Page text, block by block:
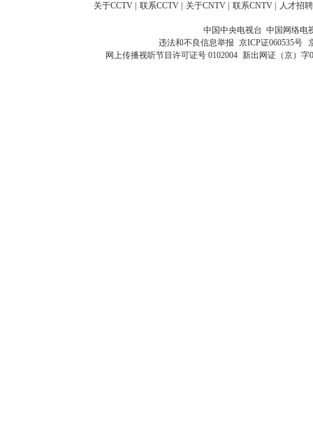
关于CCTV 联系CCTV 关于CNTV 联系CNTV 人才招聘
中国中央电视台 中国网络电
违法和不良信息举报 京ICP证060535号
网上传播视听节目许可证号 0102004 新出网证（京）